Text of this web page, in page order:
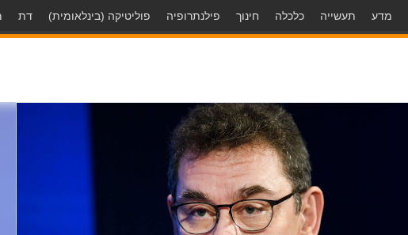
מדע תעשייה כלכלה חינוך פילנתרופיה פוליטיקה (בינלאומית) דת